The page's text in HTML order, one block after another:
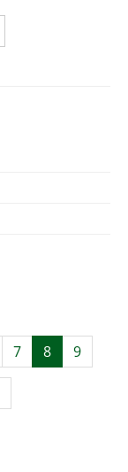
7 8 9